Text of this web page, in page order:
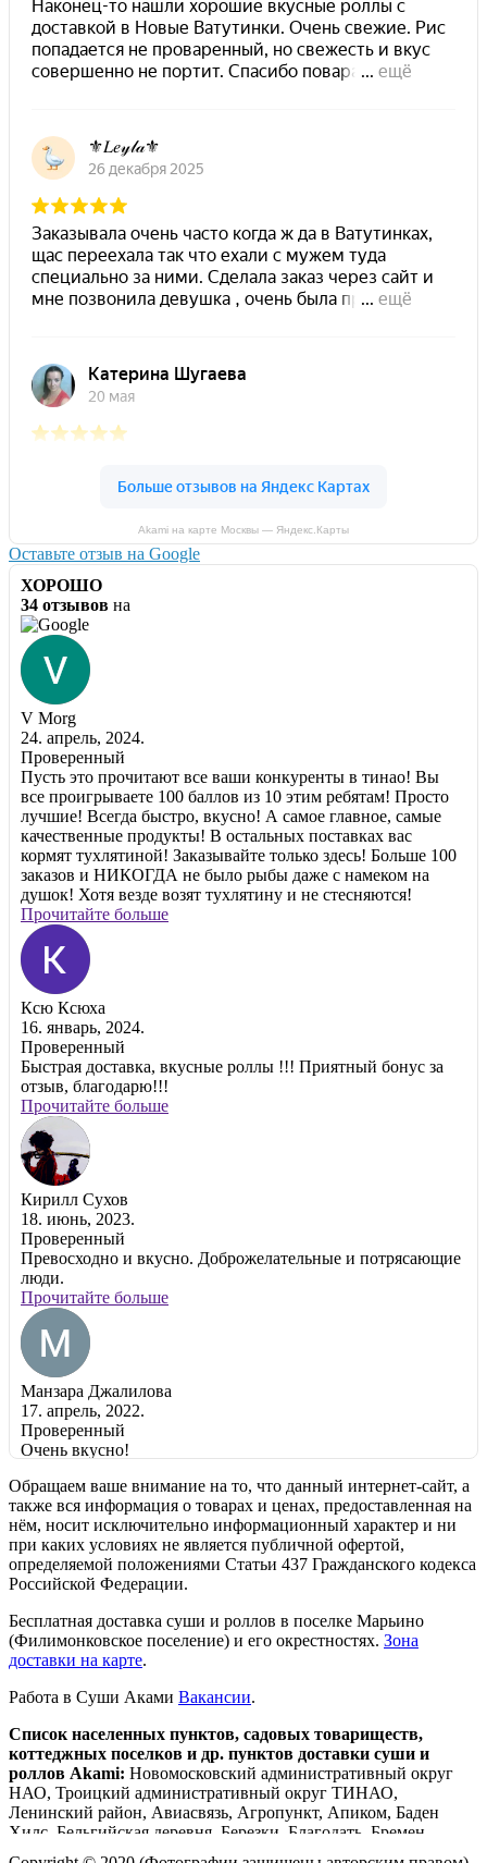
Akami на карте Москвы — Яндекс.Карты
Оставьте отзыв на Google
ХОРОШО
34 отзывов на
V Morg
24. апрель, 2024.
Проверенный
Пусть это прочитают все ваши конкуренты в тинао! Вы
все проигрываете 100 баллов из 10 этим ребятам! Просто
лучшие! Всегда быстро, вкусно! А самое главное, самые
качественные продукты! В остальных поставках вас
кормят тухлятиной! Заказывайте только здесь! Больше 100
заказов и НИКОГДА не было рыбы даже с намеком на
душок! Хотя везде возят тухлятину и не стесняются!
Прочитайте больше
Ксю Ксюха
16. январь, 2024.
Проверенный
Быстрая доставка, вкусные роллы !!! Приятный бонус за
отзыв, благодарю!!!
Прочитайте больше
Кирилл Сухов
18. июнь, 2023.
Проверенный
Превосходно и вкусно. Доброжелательные и потрясающие
люди.
Прочитайте больше
Манзара Джалилова
17. апрель, 2022.
Проверенный
Очень вкусно!
Swippie
13. февраль, 2022.
Прекраснейшие сеты роллов, готовят быстро и вкусно а
wok это просто божественно!!! РЕКОМЕНДУЮ!!!
Прочитайте больше
Обращаем ваше внимание на то, что данный интернет-сайт, а
также вся информация о товарах и ценах, предоставленная на
нём, носит исключительно информационный характер и ни
при каких условиях не является публичной офертой,
определяемой положениями Статьи 437 Гражданского кодекса
Российской Федерации.
Бесплатная доставка суши и роллов в поселке Марьино
(Филимонковское поселение) и его окрестностях. Зона
доставки на карте.
Работа в Суши Аками Вакансии.
Список населенных пунктов, садовых товариществ,
коттеджных поселков и др. пунктов доставки суши и
роллов Akami: Новомосковский административный округ
НАО, Троицкий административный округ ТИНАО,
Ленинский район, Авиасвязь, Агропункт, Апиком, Баден
Хилс, Бельгийская деревня, Березки, Благодать, Бремен,